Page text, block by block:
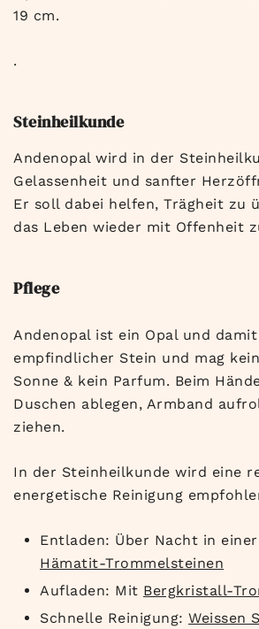
19 cm.
.
Steinheilkunde
Andenopal wird in der
Gelassenheit und sanfter
Er soll dabei helfen, Trägheit zu
das Leben wieder mit Offenheit
Pflege
Andenopal ist ein Opal und
empfindlicher Stein und mag
Sonne & kein Parfum. Beim
Duschen ablegen, Armband
ziehen.
In der Steinheilkunde wird eine
energetische Reinigung
Entladen: Über Nacht in
Hämatit-Trommelsteinen
Aufladen: Mit Bergkristall-
Schnelle Reinigung: Weissen